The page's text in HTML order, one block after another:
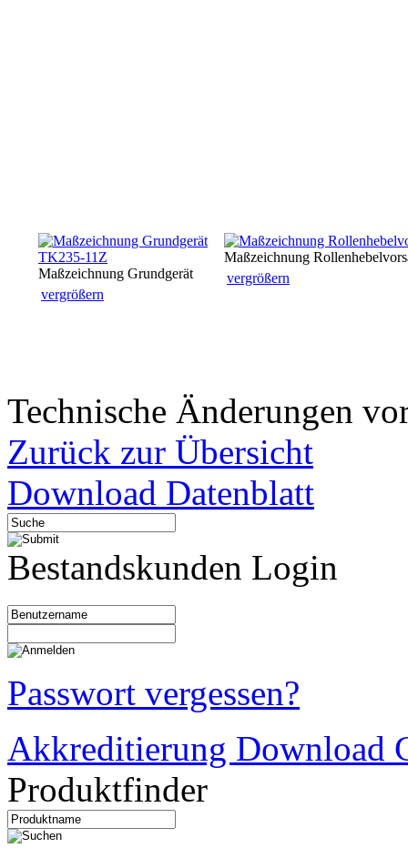
Maßzeichnung Grundgerät
vergrößern
Maßzeichnung
vergrößern
Technische Änderungen
Zurück zur Übersicht
Download Datenblatt
Bestandskunden Login
Passwort vergessen?
Akkreditierung Download
Produktfinder